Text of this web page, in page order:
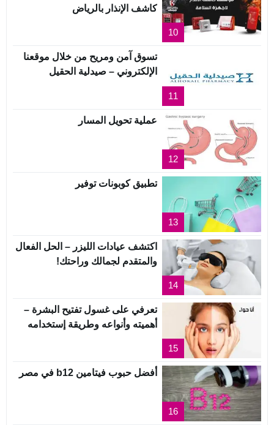
10
كاشف الإنذار بالرياض
11
تسوق آمن ومريح من خلال موقعنا
الإلكتروني – صيدلية الحقيل
12
عملية تحويل المسار
13
تطبيق كوبونات توفير
14
اكتشف عيادات الليزر – الحل الفعال
والمتقدم لجمالك وراحتك!
15
تعرفي على غسول تفتيح البشرة –
أهميته وأنواعه وطريقة إستخدامه
16
أفضل حبوب فيتامين b12 في مصر